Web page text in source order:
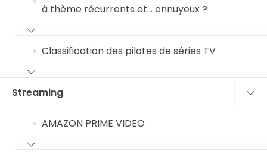
à thème récurrents et… ennuyeux ?
Classification des pilotes de séries TV
Streaming
AMAZON PRIME VIDEO